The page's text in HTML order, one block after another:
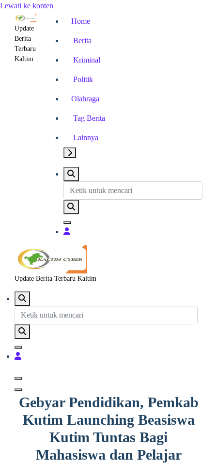
Lewati ke konten
Update
Berita
Terbaru
Kaltim
Home
Berita
Kriminal
Politik
Olahraga
Tag Berita
Lainnya
Update Berita Terbaru Kaltim
Gebyar Pendidikan, Pemkab
Kutim Launching Beasiswa
Kutim Tuntas Bagi
Mahasiswa dan Pelajar